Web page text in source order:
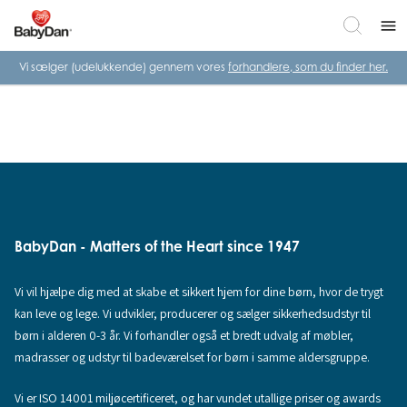
menu
Vi sælger (udelukkende) gennem vores forhandlere, som du finder her.
BabyDan - Matters of the Heart since 1947
Vi vil hjælpe dig med at skabe et sikkert hjem for dine børn, hvor de trygt
kan leve og lege. Vi udvikler, producerer og sælger sikkerhedsudstyr til
børn i alderen 0-3 år. Vi forhandler også et bredt udvalg af møbler,
madrasser og udstyr til badeværelset for børn i samme aldersgruppe.
Vi er ISO 14001 miljøcertificeret, og har vundet utallige priser og awards